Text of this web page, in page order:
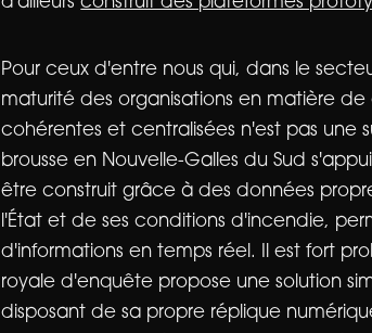
d'ailleursconstruit des plateformes
Pour ceux d'entre nous qui, dans le
maturité des organisations en matière
cohérentes et centralisées n'est pas une
brousse en Nouvelle-Galles du Sud
être construit grâce à des données
l'État et de ses conditions d'incendie,
d'informations en temps réel. Il est fort
royale d'enquête propose une solution
disposant de sa propre réplique